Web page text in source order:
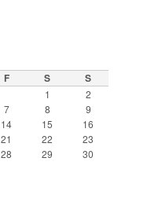
F S S
1
2
7 8
9
14 15
16
21 22
23
28 29
30